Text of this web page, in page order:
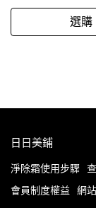
選購
日日美鋪
淨除霜使用步驟
會員制度權益
網